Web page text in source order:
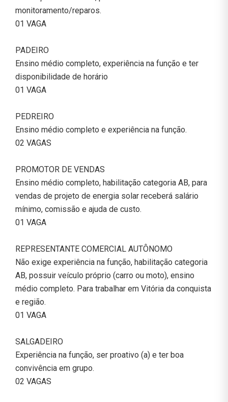
monitoramento/reparos.
01 VAGA
PADEIRO
Ensino médio completo, experiência na função e ter
disponibilidade de horário
01 VAGA
PEDREIRO
Ensino médio completo e experiência na função.
02 VAGAS
PROMOTOR DE VENDAS
Ensino médio completo, habilitação categoria AB, para
vendas de projeto de energia solar receberá salário
mínimo, comissão e ajuda de custo.
01 VAGA
REPRESENTANTE COMERCIAL AUTÔNOMO
Não exige experiência na função, habilitação categoria
AB, possuir veículo próprio (carro ou moto), ensino
médio completo. Para trabalhar em Vitória da conquista
e região.
01 VAGA
SALGADEIRO
Experiência na função, ser proativo (a) e ter boa
convivência em grupo.
02 VAGAS